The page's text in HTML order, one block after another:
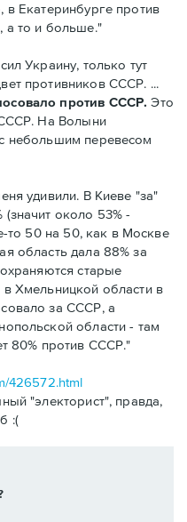
в Екатеринбурге против
а то и больше."
Украину, только тут
противников СССР. ...
против СССР. Это
На Волыни
небольшим перевесом
удивили. В Киеве "за"
(значит около 53% -
то 50 на 50, как в Москве
область дала 88% за
старые
Хмельницкой области в
за СССР, а
области - там
80% против СССР."
426572.html
"электорист", правда,
:(